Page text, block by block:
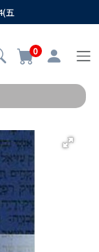
五
0